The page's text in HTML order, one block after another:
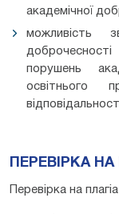
академічної
можливість
порушень
освітнього
ПЕРЕВІРКА НА
Перевірка на